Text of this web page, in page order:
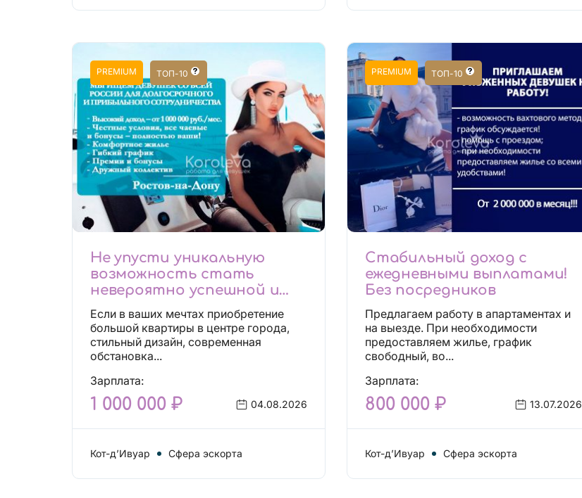
PREMIUM ТОП-10
Не упусти уникальную
возможность стать
невероятно успешной и
независимой!
Если в ваших мечтах приобретение
большой квартиры в центре города,
стильный дизайн, современная
обстановка...
Зарплата:
1 000 000 ₽ 04.08.2026
Кот-д’Ивуар Сфера эскорта
PREMIUM ТОП-10
Стабильный доход с
ежедневными выплатами!
Без посредников
Предлагаем работу в апартаментах и
на выезде. При необходимости
предоставляем жилье, график
свободный, во...
Зарплата:
800 000 ₽ 13.07.2026
Кот-д’Ивуар Сфера эскорта